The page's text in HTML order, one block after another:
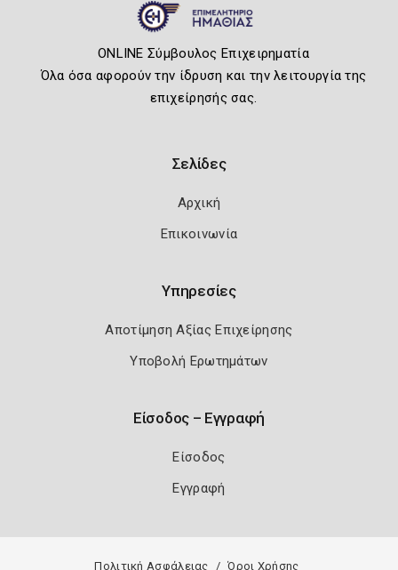
ONLINE Σύμβουλος Επιχειρηματία
Όλα όσα αφορούν την ίδρυση και την λειτουργία της
επιχείρησής σας.
Σελίδες
Αρχική
Επικοινωνία
Υπηρεσίες
Αποτίμηση Αξίας Επιχείρησης
Υποβολή Ερωτημάτων
Είσοδος – Εγγραφή
Είσοδος
Εγγραφή
Πολιτική Ασφάλειας Όροι Χρήσης